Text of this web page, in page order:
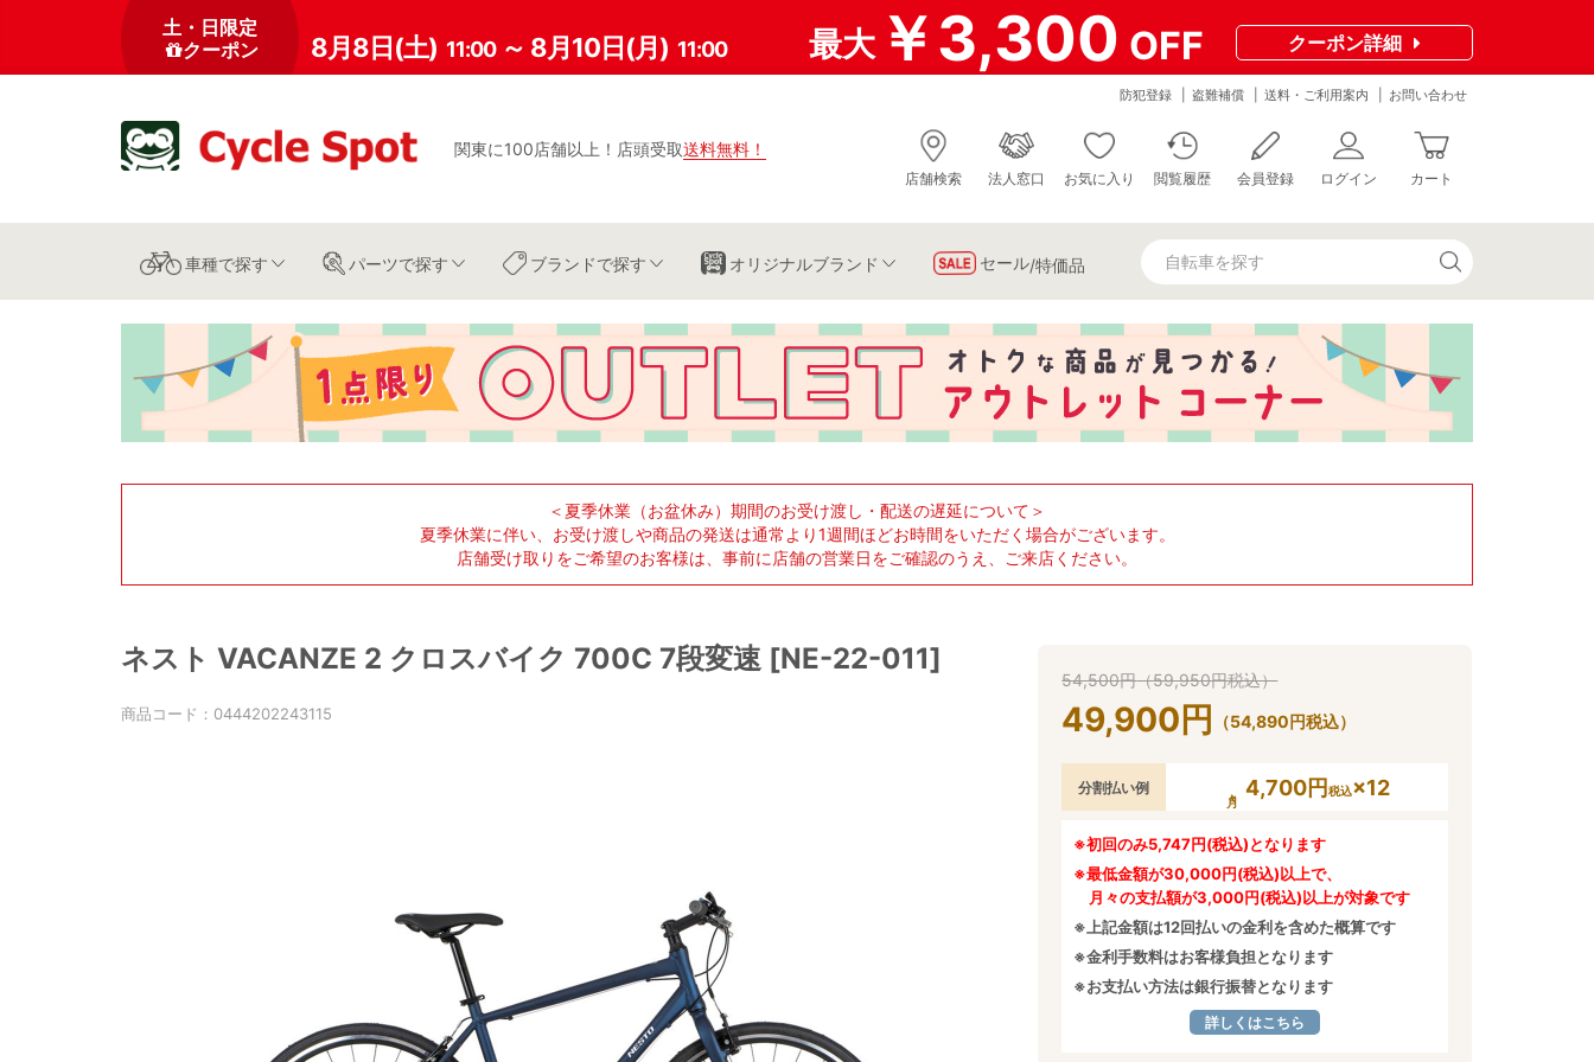
土・日限定
クーポン
8月8日(土) 11:00 ～ 8月10日(月) 11:00 最大￥3,300 OFF クーポン詳細
関東に100店舗以上 ！ 店頭受取送料無料 ！
防犯登録 盗難補償 送料・ご利用案内 お問い合わせ
店舗検索 法人窓口 お気に入り 閲覧履歴 会員登録 ログイン カート
車種で探す パーツで探す ブランドで探す オリジナルブランド セール/特価品
＜夏季休業（お盆休み）期間のお受け渡し・配送の遅延について＞
夏季休業に伴い、お受け渡しや商品の発送は通常より1週間ほどお時間をいただく場合がございます。
店舗受け取りをご希望のお客様は、事前に店舗の営業日をご確認のうえ、ご来店ください。
ネスト VACANZE 2 クロスバイク 700C 7段変速 [NE-22-011]
商品コード： 0444202243115
54,500円（59,950円税込）
49,900 円 （54,890円税込）
分割払い例 4,700円税込×12
※初回のみ5,747円(税込)となります
※最低金額が30,000円(税込)以上で、
月々の支払額が3,000円(税込)以上が対象です
※上記金額は12回払いの金利を含めた概算です
※金利手数料はお客様負担となります
※お支払い方法は銀行振替となります
詳しくはこちら